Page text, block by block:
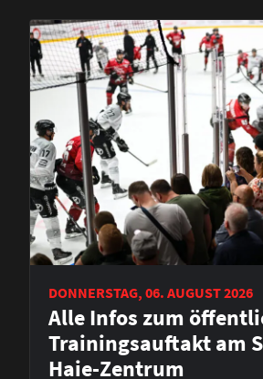
DONNERSTAG, 06. AUGUST 2026
Alle Infos zum
Trainingsauftakt am
Haie-Zentrum